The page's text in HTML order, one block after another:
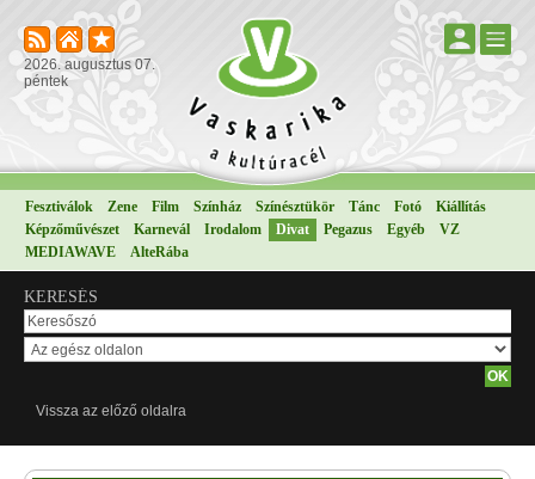
2026. augusztus 07.
péntek
Fesztiválok Zene Film Színház Színésztükör Tánc Fotó
Kiállítás
Képzőművészet
Karnevál Irodalom Divat Pegazus Egyéb
VZ
MEDIAWAVE
AlteRába
KERESÉS
Vissza az előző oldalra